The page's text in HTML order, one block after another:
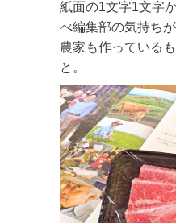
紙面の1文字1文字
べ編集部の気持ち
農家も作っている
と。